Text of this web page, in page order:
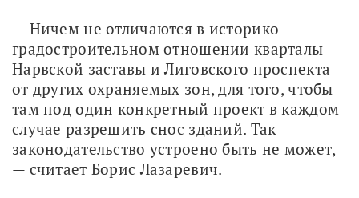
— Ничем не отличаются в историко-
градостроительном отношении кварталы
Нарвской заставы и Лиговского проспекта
от других охраняемых зон, для того, чтобы
там под один конкретный проект в каждом
случае разрешить снос зданий. Так
законодательство устроено быть не может,
— считает Борис Лазаревич.